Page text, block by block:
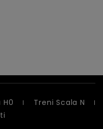
H0
Treni Scala N